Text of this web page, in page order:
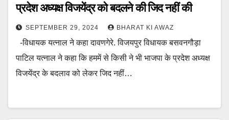
प्रदेश अध्यक्ष विजयेंद्र को बदलने की जिद नहीं की
SEPTEMBER 29, 2024 BHARAT KI AWAZ
-विधायक यत्नाल ने कहा दावणगेरे. विजयपुर विधायक बसवनगौड़ा
पाटिल यत्नाल ने कहा कि हममें से किसी ने भी भाजपा के प्रदेश अध्यक्ष
विजयेंद्र के बदलाव को लेकर जिद नहीं…